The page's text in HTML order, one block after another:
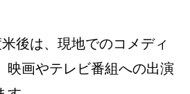
後は、現地でのコメディ
映画やテレビ番組への出演